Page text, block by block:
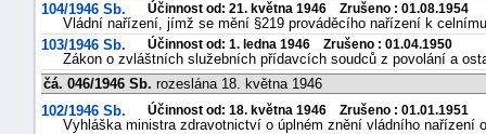
104/1946 Sb.
Účinnost od: 21. května 1946 Zrušeno : 01.08.1954
Vládní nařízení, jímž se mění §219 prováděcího nařízení k
103/1946 Sb.
Účinnost od: 1. ledna 1946 Zrušeno : 01.04.1950
Zákon o zvláštních služebních přídavcích soudců z povolání a
čá. 046/1946 Sb. rozeslána 18. května 1946
102/1946 Sb.
Účinnost od: 18. května 1946 Zrušeno : 01.01.1951
Vyhláška ministra zdravotnictví o úplném znění vládního nařízení